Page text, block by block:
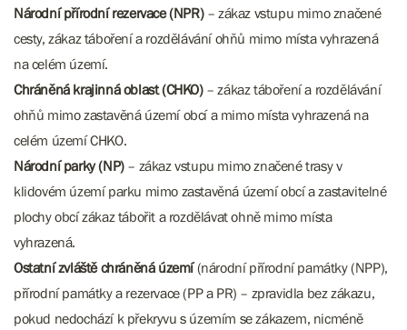
Národní přírodní rezervace (NPR)– zákaz vstupu mimo značené
cesty, zákaz táboření a rozdělávání ohňů mimo místa vyhrazená
na celém území.
Chráněná krajinná oblast (CHKO)– zákaz táboření a rozdělávání
ohňů mimo zastavěná území obcí a mimo místa vyhrazená na
celém území CHKO.​​​​​​
Národní parky (NP)– zákaz vstupu mimo značené trasy v
klidovém území parku mimo zastavěná území obcí a zastavitelné
plochy obcí zákaz tábořit a rozdělávat ohně mimo místa
vyhrazená.
Ostatní zvláště chráněná území(národní přírodní památky (NPP),
přírodní památky a rezervace (PP a PR) – zpravidla bez zákazu,
pokud nedochází k překryvu s územím se zákazem, nicméně